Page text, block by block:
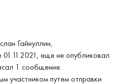
Гайнуллин,
01.11.2021, еще не опубликовал
1 сообщение.
участником путем отправки